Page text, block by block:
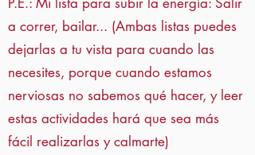
a correr, bailar... (Ambas listas puedes
dejarlas a tu vista para cuando las
necesites, porque cuando estamos
nerviosas no sabemos qué hacer, y leer
estas actividades hará que sea más
fácil realizarlas y calmarte)